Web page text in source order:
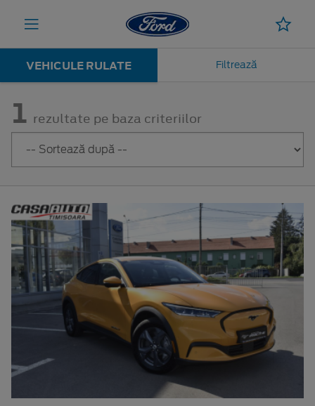
VEHICULE RULATE Filtrează
1 rezultate pe baza criteriilor